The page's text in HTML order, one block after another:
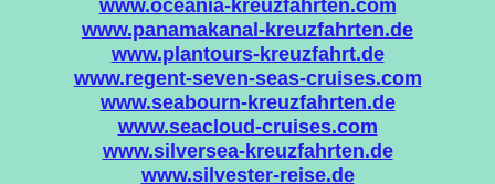
www.oceania-kreuzfahrten.com
www.panamakanal-kreuzfahrten.de
www.plantours-kreuzfahrt.de
www.regent-seven-seas-cruises.com
www.seabourn-kreuzfahrten.de
www.seacloud-cruises.com
www.silversea-kreuzfahrten.de
www.silvester-reise.de